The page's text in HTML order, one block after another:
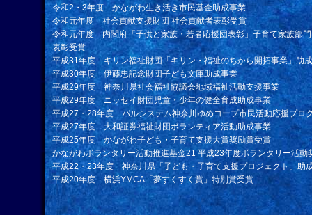
令和2・3年度 かながわ生き活き市民基金助成事業
令和元年度 社会貢献支援財団 社会貢献者表彰受賞
令和元年度 内閣府「子供と家族・若者応援団表彰」子育て家族部
表彰受賞
平成31年度 キリン福祉財団「キリン・福祉のちから開拓事業」助
平成30年度 伊藤忠記念財団子ども文庫助成事業
平成29年度 神奈川県社会福祉協議会地域福祉活動支援事業
平成29年度 ニッセイ財団児童・少年の健全育成助成事業
平成27・28年度 パルシステム神奈川ゆめコープ市民活動応援プロ
平成27年度 大和証券福祉財団ボランティア活動助成事業
平成25年度 かながわ子ども・子育て支援大賞奨励賞受賞
かながわボランタリー活動推進基金21 平成23年度ボランタリー活動
平成22・23年度 神奈川県「子ども・子育て支援プロジェクト」助
平成20年度 横浜YMCA「夢すくすく賞」特別賞受賞